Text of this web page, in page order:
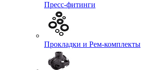
Пресс-фитинги
Прокладки и Рем-комплекты